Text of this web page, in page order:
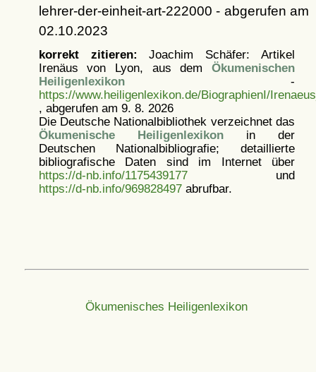
lehrer-der-einheit-art-222000 - abgerufen am
02.10.2023
korrekt zitieren: Joachim Schäfer: Artikel
Irenäus von Lyon, aus dem Ökumenischen
Heiligenlexikon-
https://www.heiligenlexikon.de/BiographienI/
, abgerufen am 9. 8. 2026
Die Deutsche Nationalbibliothek verzeichnet das
Ökumenische Heiligenlexikonin der
Deutschen Nationalbibliografie; detaillierte
bibliografische Daten sind im Internet über
https://d-nb.info/1175439177und
https://d-nb.info/969828497abrufbar.
Ökumenisches Heiligenlexikon